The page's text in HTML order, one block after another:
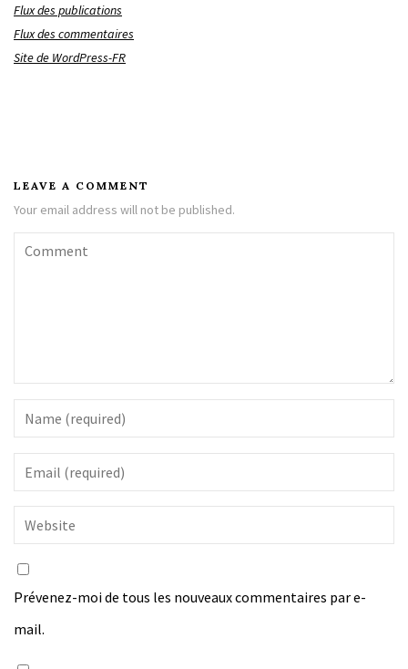
Flux des publications
Flux des commentaires
Site de WordPress-FR
LEAVE A COMMENT
Your email address will not be published.
Prévenez-moi de tous les nouveaux commentaires par e-
mail.